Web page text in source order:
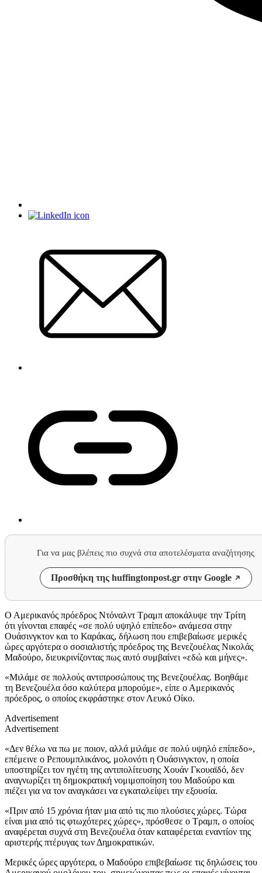
Για να μας βλέπεις πιο συχνά στα αποτελέσματα αναζήτησης
Προσθήκη της huffingtonpost.gr στην Google
Ο Αμερικανός πρόεδρος Ντόναλντ Τραμπ αποκάλυψε την Τρίτη
ότι γίνονται επαφές «σε πολύ υψηλό επίπεδο» ανάμεσα στην
Ουάσινγκτον και το Καράκας, δήλωση που επιβεβαίωσε μερικές
ώρες αργότερα ο σοσιαλιστής πρόεδρος της Βενεζουέλας Νικολάς
Μαδούρο, διευκρινίζοντας πως αυτό συμβαίνει «εδώ και μήνες».
«Μιλάμε σε πολλούς αντιπροσώπους της Βενεζουέλας. Βοηθάμε
τη Βενεζουέλα όσο καλύτερα μπορούμε», είπε ο Αμερικανός
πρόεδρος, ο οποίος εκφράστηκε στον Λευκό Οίκο.
Advertisement
Advertisement
«Δεν θέλω να πω με ποιον, αλλά μιλάμε σε πολύ υψηλό επίπεδο»,
επέμεινε ο Ρεπουμπλικάνος, μολονότι η Ουάσινγκτον, η οποία
υποστηρίζει τον ηγέτη της αντιπολίτευσης Χουάν Γκουαϊδό, δεν
αναγνωρίζει τη δημοκρατική νομιμοποίηση του Μαδούρο και
πιέζει για να τον αναγκάσει να εγκαταλείψει την εξουσία.
«Πριν από 15 χρόνια ήταν μια από τις πιο πλούσιες χώρες. Τώρα
είναι μια από τις φτωχότερες χώρες», πρόσθεσε ο Τραμπ, ο οποίος
αναφέρεται συχνά στη Βενεζουέλα όταν καταφέρεται εναντίον της
αριστερής πτέρυγας των Δημοκρατικών.
Μερικές ώρες αργότερα, ο Μαδούρο επιβεβαίωσε τις δηλώσεις του